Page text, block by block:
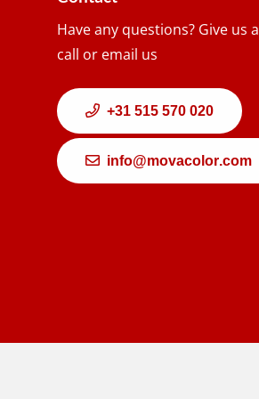
Have any questions? Give us a
call or email us
+31 515 570 020
info@movacolor.com